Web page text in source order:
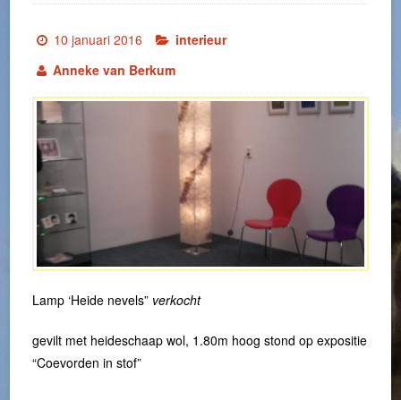
10 januari 2016
interieur
Anneke van Berkum
Lamp ‘Heide nevels” verkocht
gevilt met heideschaap wol, 1.80m hoog stond op expositie
“Coevorden in stof”